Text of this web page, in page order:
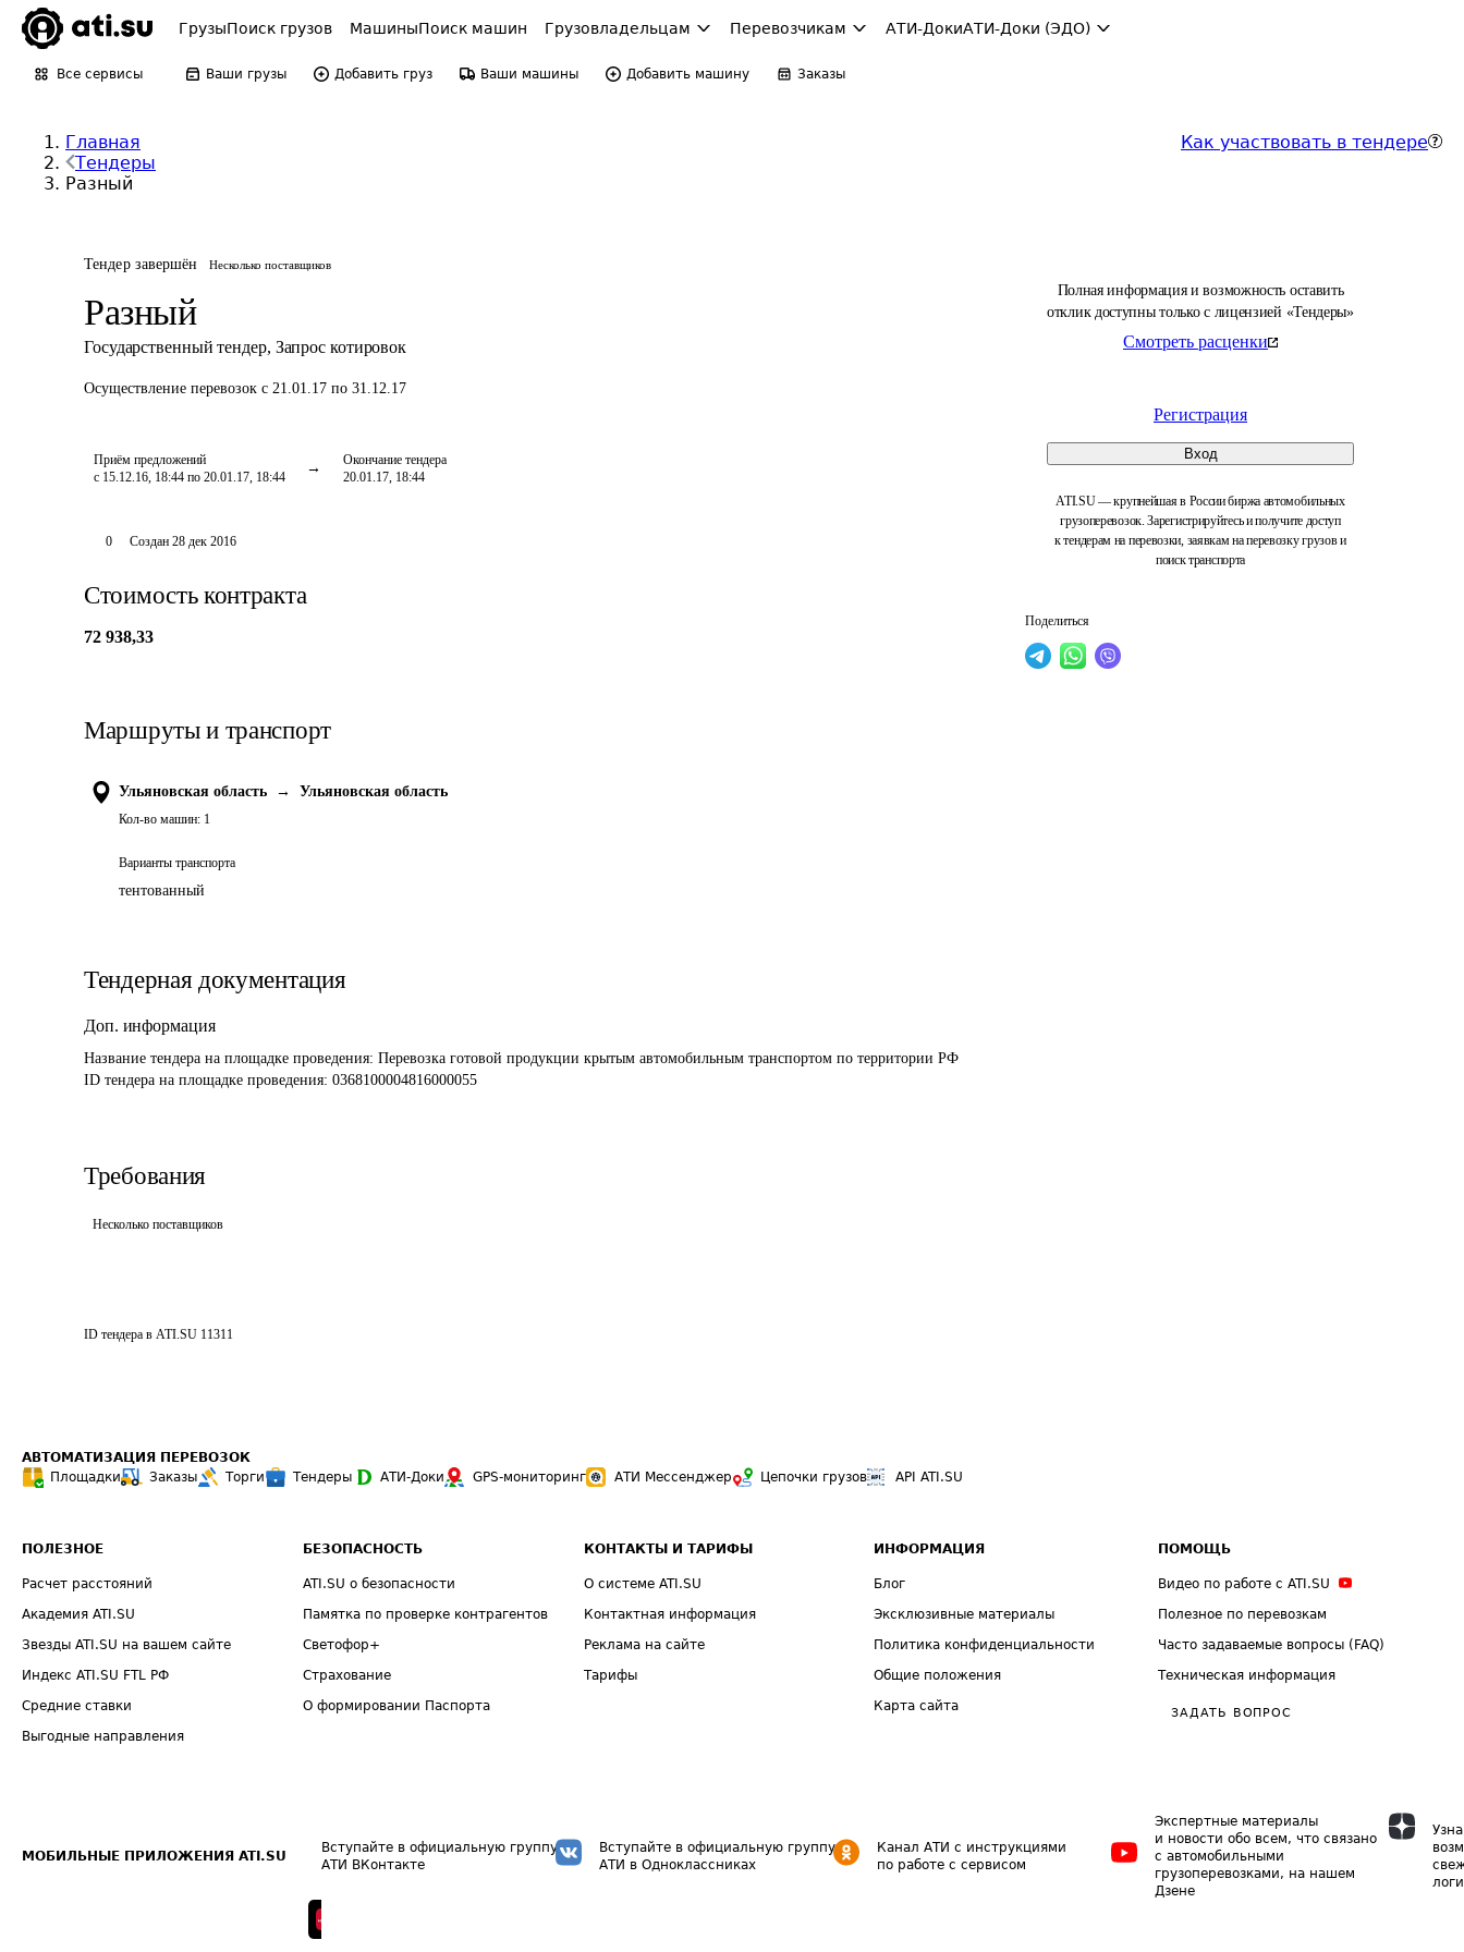
ГрузыПоиск грузов МашиныПоиск машин Грузовладельцам Перевозчикам АТИ-ДокиАТИ-Доки (ЭДО)
Все сервисы Ваши грузы Добавить груз Ваши машины Добавить машину Заказы
Главная
Тендеры
Разный
Как участвовать в тендере
Тендер завершён Несколько поставщиков
Разный
Государственный тендер, Запрос котировок
Осуществление перевозок с 21.01.17 по 31.12.17
Приём предложений
с 15.12.16, 18:44 по 20.01.17, 18:44
Окончание тендера
20.01.17, 18:44
Полная информация и возможность оставить
отклик доступны только с лицензией «Тендеры»
Смотреть расценки
Регистрация
Вход
ATI.SU — крупнейшая в России биржа автомобильных
грузоперевозок. Зарегистрируйтесь и получите доступ
к тендерам на перевозки, заявкам на перевозку грузов и
поиск транспорта
Поделиться
0 Создан 28 дек 2016
Стоимость контракта
72 938,33
Маршруты и транспорт
Ульяновская область → Ульяновская область
Кол-во машин: 1
Варианты транспорта
тентованный
Тендерная документация
Доп. информация
Название тендера на площадке проведения: Перевозка готовой продукции крытым автомобильным транспортом по территории РФ
ID тендера на площадке проведения: 0368100004816000055
Требования
Несколько поставщиков
ID тендера в ATI.SU 11311
АВТОМАТИЗАЦИЯ ПЕРЕВОЗОК
Площадки
Заказы Торги Тендеры АТИ-Доки GPS-мониторинг АТИ Мессенджер Цепочки грузов API ATI.SU
ПОЛЕЗНОЕ
Расчет расстояний
Академия ATI.SU
Звезды ATI.SU на вашем сайте
Индекс ATI.SU FTL РФ
Средние ставки
Выгодные направления
БЕЗОПАСНОСТЬ
ATI.SU о безопасности
Памятка по проверке контрагентов
Светофор+
Страхование
О формировании Паспорта
КОНТАКТЫ И ТАРИФЫ
О системе ATI.SU
Контактная информация
Реклама на сайте
Тарифы
ИНФОРМАЦИЯ
Блог
Эксклюзивные материалы
Политика конфиденциальности
Общие положения
Карта сайта
ПОМОЩЬ
Видео по работе с ATI.SU
Полезное по перевозкам
Часто задаваемые вопросы (FAQ)
Техническая информация
ЗАДАТЬ ВОПРОС
МОБИЛЬНЫЕ ПРИЛОЖЕНИЯ ATI.SU
Вступайте в официальную группу
АТИ ВКонтакте
Вступайте в официальную группу
АТИ в Одноклассниках
Канал АТИ с инструкциями
по работе с сервисом
Экспертные материалы
и новости обо всем, что связано
с автомобильными
грузоперевозками, на нашем
Дзене